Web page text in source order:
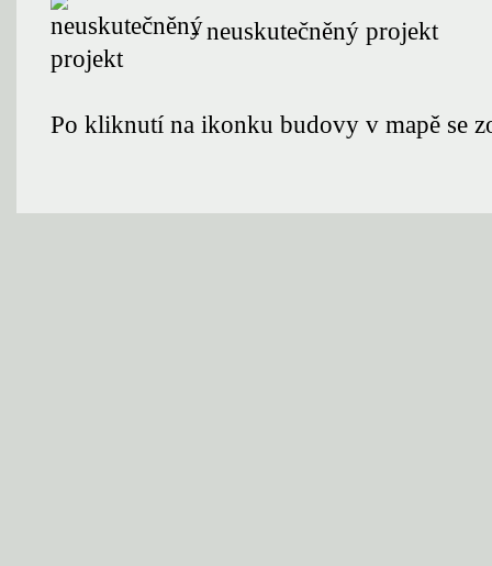
- neuskutečněný projekt
Po kliknutí na ikonku budovy v mapě se